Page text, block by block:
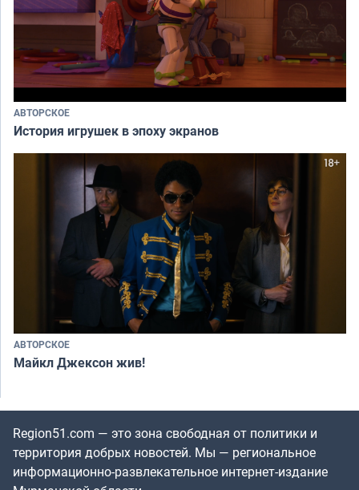
АВТОРСКОЕ
История игрушек в эпоху экранов
АВТОРСКОЕ
Майкл Джексон жив!
Region51.com — это зона свободная от политики и
территория добрых новостей. Мы — региональное
информационно-развлекательное интернет-издание